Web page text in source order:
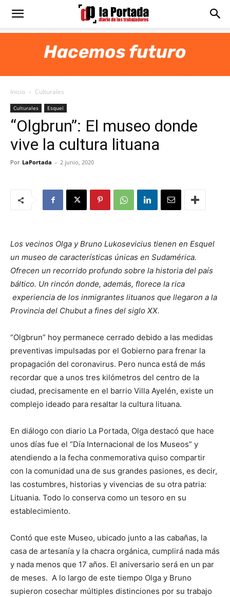
Diario
Portada
Inicio Culturales
Culturales Esquel
“Olgbrun”: El museo donde
vive la cultura lituana
Por LaPortada - 2 junio, 2020
Los vecinos Olga y Bruno Lukosevicius tienen en Esquel
un museo de características únicas en Sudamérica.
Ofrecen un recorrido profundo sobre la historia del país
báltico. Un rincón donde, además, florece la rica
experiencia de los inmigrantes lituanos que llegaron a la
Provincia del Chubut a fines del siglo XX.
“Olgbrun” hoy permanece cerrado debido a las medidas
preventivas impulsadas por el Gobierno para frenar la
propagación del coronavirus. Pero nunca está de más
recordar que a unos tres kilómetros del centro de la
ciudad, precisamente en el barrio Villa Ayelén, existe un
complejo ideado para resaltar la cultura lituana.
En diálogo con diario La Portada, Olga destacó que hace
unos días fue el “Día Internacional de los Museos” y
atendiendo a la fecha conmemorativa quiso compartir
con la comunidad una de sus grandes pasiones, es decir,
las costumbres, historias y vivencias de su otra patria:
Lituania. Todo lo conserva como un tesoro en su
establecimiento.
Contó que este Museo, ubicado junto a las cabañas, la
casa de artesanía y la chacra orgánica, cumplirá nada más
y nada menos que 17 años. El aniversario será en un par
de meses. A lo largo de este tiempo Olga y Bruno
supieron cosechar múltiples distinciones por su trabajo